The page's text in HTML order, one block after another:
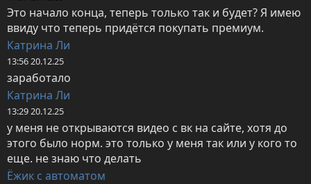
Это начало конца, теперь только так и будет? Я имею
ввиду что теперь придётся покупать премиум.
Катрина Ли
13:56 20.12.25
заработало
Катрина Ли
13:29 20.12.25
у меня не открываются видео с вк на сайте, хотя до
этого было норм. это только у меня так или у кого то
еще. не знаю что делать
Ёжик с автоматом